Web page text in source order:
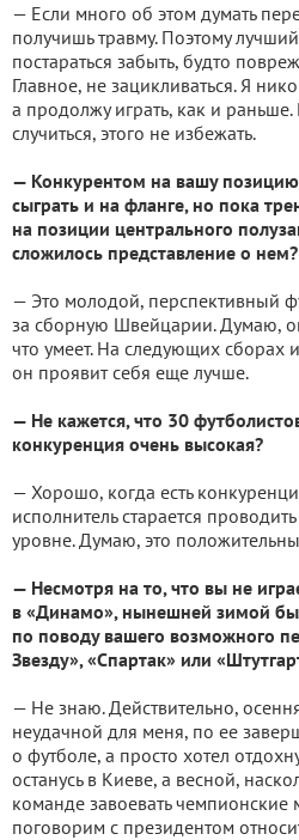
— Если много об этом думать
получишь травму. Поэтому
постараться забыть, будто
Главное, не зацикливаться. Я
а продолжу играть, как и
случиться, этого не избежать.
— Конкурентом на вашу
сыграть и на фланге, но пока
на позиции центрального
сложилось представление о нем?
— Это молодой, перспективный
за сборную Швейцарии. Думаю,
что умеет. На следующих сборах
он проявит себя еще лучше.
— Не кажется, что 30
конкуренция очень высокая?
— Хорошо, когда есть
исполнитель старается
уровне. Думаю, это
— Несмотря на то, что вы не
в «Динамо», нынешней зимой
по поводу вашего возможного
Звезду», «Спартак» или
— Не знаю. Действительно,
неудачной для меня, по ее
о футболе, а просто хотел
останусь в Киеве, а весной,
команде завоевать чемпионские
поговорим с президентом